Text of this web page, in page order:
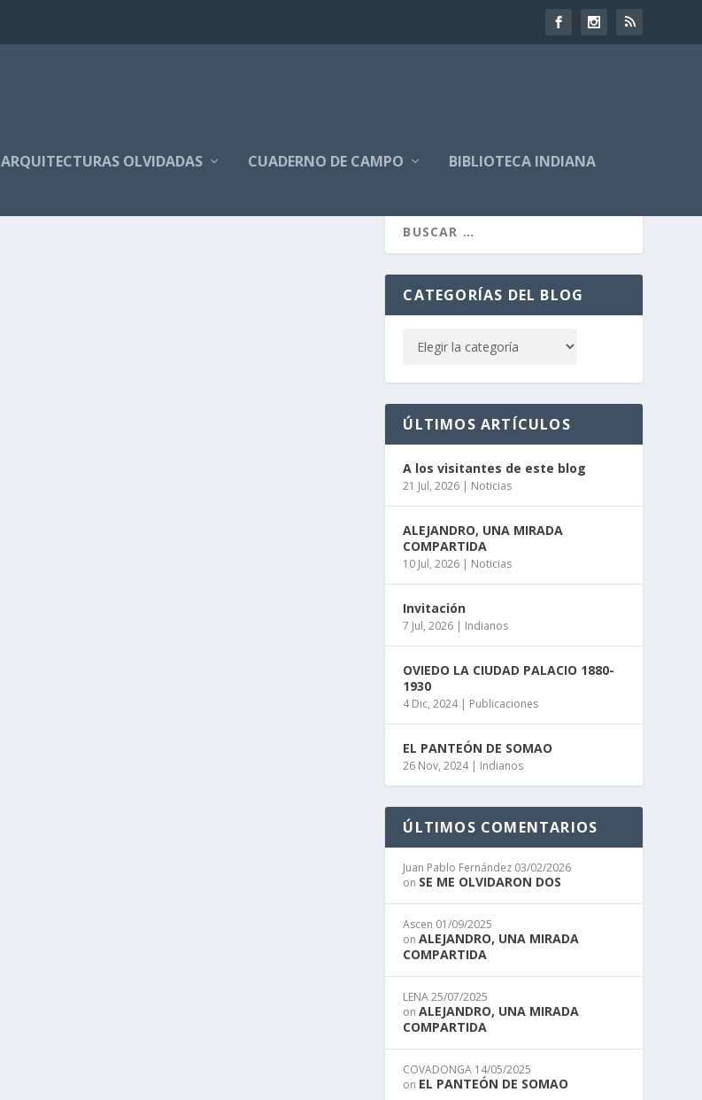
ARQUITECTURAS OLVIDADAS CUADERNO DE CAMPO BIBLIOTECA INDIANA
CATEGORÍAS DEL BLOG
ÚLTIMOS ARTÍCULOS
A los visitantes de este blog
21 Jul, 2026 | Noticias
ALEJANDRO, UNA MIRADA
COMPARTIDA
10 Jul, 2026 | Noticias
Invitación
7 Jul, 2026 | Indianos
OVIEDO LA CIUDAD PALACIO 1880-
1930
4 Dic, 2024| Publicaciones
EL PANTEÓN DE SOMAO
26 Nov, 2024| Indianos
ÚLTIMOS COMENTARIOS
Juan Pablo Fernández 03/02/2026
on SE ME OLVIDARON DOS
Ascen 01/09/2025
onALEJANDRO, UNA MIRADA
COMPARTIDA
LENA25/07/2025
onALEJANDRO, UNA MIRADA
COMPARTIDA
COVADONGA 14/05/2025
on EL PANTEÓN DE SOMAO